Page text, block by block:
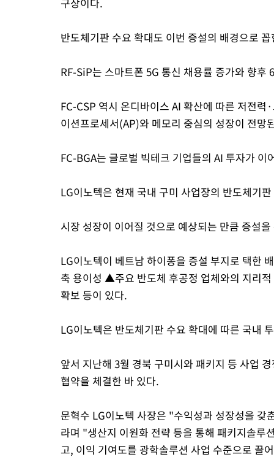
반도체기판 수요 확대도 이번 증설의 배경으로
RF-SiP는 스마트폰 5G 통신 채용률 증가와 향
FC-CSP 역시 온디바이스 AI 확산에 따른 저전
이션프로세서(AP)와 메모리 중심의 성장이 전망
FC-BGA는 글로벌 빅테크 기업들의 AI 투자가
LG이노텍은 현재 국내 구미 사업장의 반도체기
시장 성장이 이어질 것으로 예상되는 만큼 증설
LG이노텍이 베트남 하이퐁을 증설 부지로 택한
축 용이성 ▲주요 반도체 후공정 업체와의 지리
확보 등이 있다.
LG이노텍은 반도체기판 수요 확대에 따른 국내
앞서 지난해 3월 경북 구미시와 패키지 등 사업
협약을 체결한 바 있다.
문혁수 LG이노텍 사장은 "수익성과 성장성을
라며 "생산지 이원화 전략 등을 통해 패키지솔루
고, 이익 기여도를 광학솔루션 사업 수준으로 끌